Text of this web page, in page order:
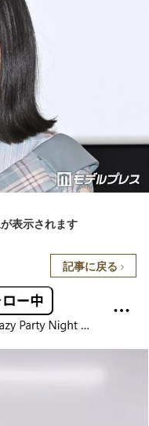
表示されます
記事に戻る